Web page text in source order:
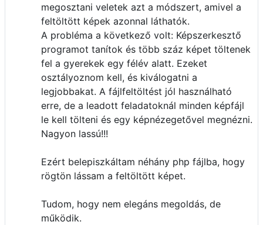
megosztani veletek azt a módszert, amivel a
feltöltött képek azonnal láthatók.
A probléma a következő volt: Képszerkesztő
programot tanítok és több száz képet töltenek
fel a gyerekek egy félév alatt. Ezeket
osztályoznom kell, és kiválogatni a
legjobbakat. A fájlfeltöltést jól használható
erre, de a leadott feladatoknál minden képfájl
le kell tölteni és egy képnézegetővel megnézni.
Nagyon lassú!!!
Ezért belepiszkáltam néhány php fájlba, hogy
rögtön lássam a feltöltött képet.
Tudom, hogy nem elegáns megoldás, de
működik.